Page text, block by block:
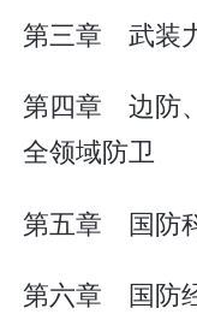
第三章 武装
第四章 边防
全领域防卫
第五章 国防
第六章 国防